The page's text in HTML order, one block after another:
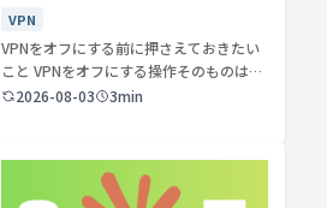
VPN
VPNをオフにする前に押さえておきたい
こと VPNをオフにする操作そのものは、
ど…2026-08-03 3min